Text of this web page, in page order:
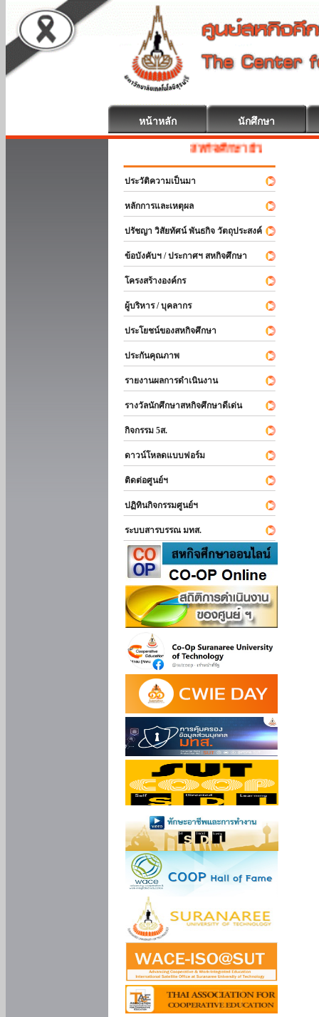
หน้าหลัก นักศึกษา
สหกิจศึกษา ยินดีต้อนรับ
ประวัติความเป็นมา
หลักการและเหตุผล
ปรัชญา วิสัยทัศน์ พันธกิจ วัตถุประสงค์
ข้อบังคับฯ / ประกาศฯ สหกิจศึกษา
โครงสร้างองค์กร
ผู้บริหาร / บุคลากร
ประโยชน์ของสหกิจศึกษา
ประกันคุณภาพ
รายงานผลการดำเนินงาน
รางวัลนักศึกษาสหกิจศึกษาดีเด่น
กิจกรรม 5ส.
ดาวน์โหลดแบบฟอร์ม
ติดต่อศูนย์ฯ
ปฏิทินกิจกรรมศูนย์ฯ
ระบบสารบรรณ มทส.